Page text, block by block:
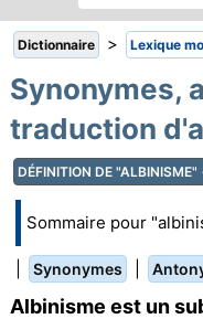
Dictionnaire > Lexique
Synonymes,
traduction
DÉFINITION DE
Sommaire pour
Synonymes
Albinisme est un